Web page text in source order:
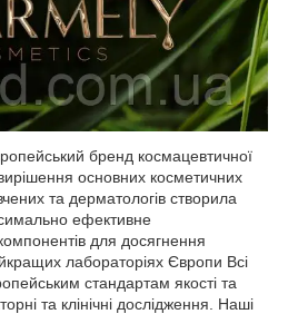
бренд космацевтичної
основних косметичних
та дерматологів створила
ефективне
для досягнення
лабораторіях Європи Всі
стандартам якості та
та клінічні дослідження. Наші